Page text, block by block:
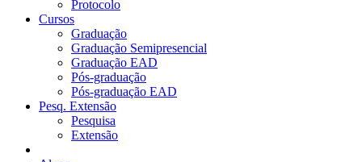
Protocolo
Cursos
Graduação
Graduação Semipresencial
Graduação EAD
Pós-graduação
Pós-graduação EAD
Pesq. Extensão
Pesquisa
Extensão